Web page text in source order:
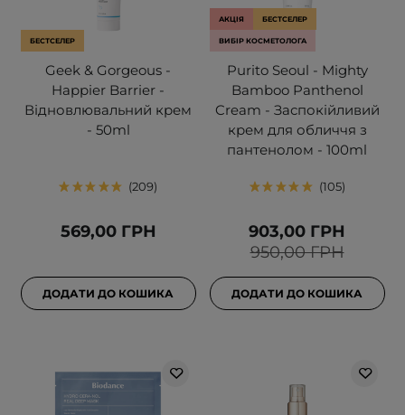
БЕСТСЕЛЕР
Geek & Gorgeous -
Happier Barrier -
Відновлювальний крем
- 50ml
209
569,00 ГРН
ДОДАТИ ДО КОШИКА
АКЦІЯ БЕСТСЕЛЕР
ВИБІР КОСМЕТОЛОГА
Purito Seoul - Mighty
Bamboo Panthenol
Cream - Заспокійливий
крем для обличчя з
пантенолом - 100ml
105
950,00 ГРН
903,00 ГРН
ДОДАТИ ДО КОШИКА